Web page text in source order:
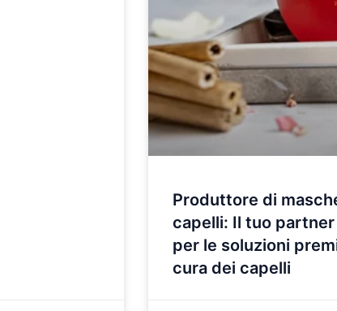
Produttore di
capelli: Il tuo
per le soluzioni
cura dei capelli